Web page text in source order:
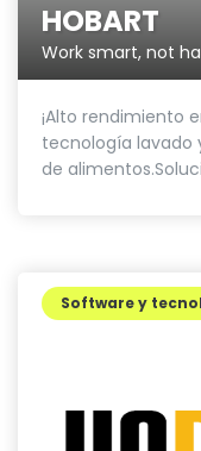
HOBART
Work smart, not
¡Alto rendimiento
tecnología lavado
de
Software y